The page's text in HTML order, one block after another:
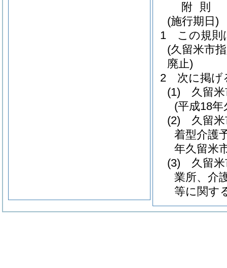
附 則
(施行期日)
1
この規則
(久留米市
廃止)
2
次に掲げ
(1)
久留
(平成18
(2)
久留
着型介護
年久留米
(3)
久留
業所、介
等に関す